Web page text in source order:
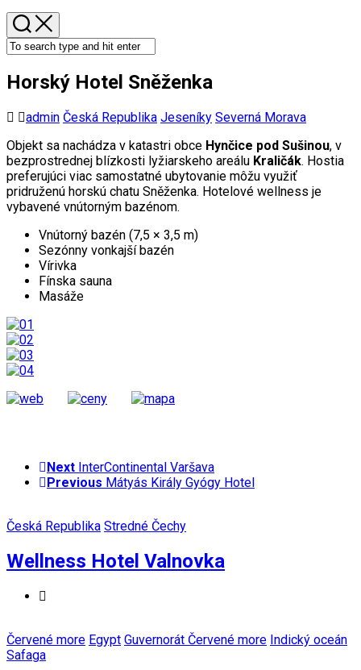
Horský Hotel Sněženka
admin Česká Republika Jeseníky Severná Morava
Objekt sa nachádza v katastri obce Hynčice pod Sušinou, v
bezprostrednej blízkosti lyžiarskeho areálu Kraličák. Hostia
preferujúci viac samostatné ubytovanie môžu využiť
pridruženú horskú chatu Sněženka. Hotelové wellness je
vybavené vnútorným bazénom.
Vnútorný bazén (7,5 × 3,5 m)
Sezónny vonkajší bazén
Vírivka
Fínska sauna
Masáže
Next InterContinental Varšava
Previous Mátyás Király Gyógy Hotel
Česká Republika Stredné Čechy
Wellness Hotel Valnovka
Červené more Egypt Guvernorát Červené more Indický oceán
Safaga